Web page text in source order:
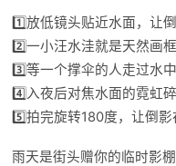
1️⃣放低镜头贴近水面，让
2️⃣一小汪水洼就是天然画
3️⃣等一个撑伞的人走过水
4️⃣入夜后对焦水面的霓虹
5️⃣拍完旋转180度，让倒
雨天是街头赠你的临时影